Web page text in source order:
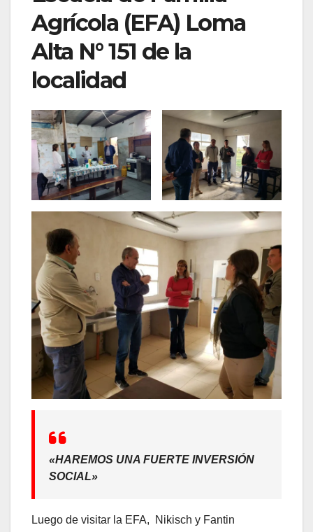
Agrícola (EFA) Loma
Alta N° 151 de la
localidad
«HAREMOS UNA FUERTE INVERSIÓN
SOCIAL»
Luego de visitar la EFA, Nikisch y Fantin